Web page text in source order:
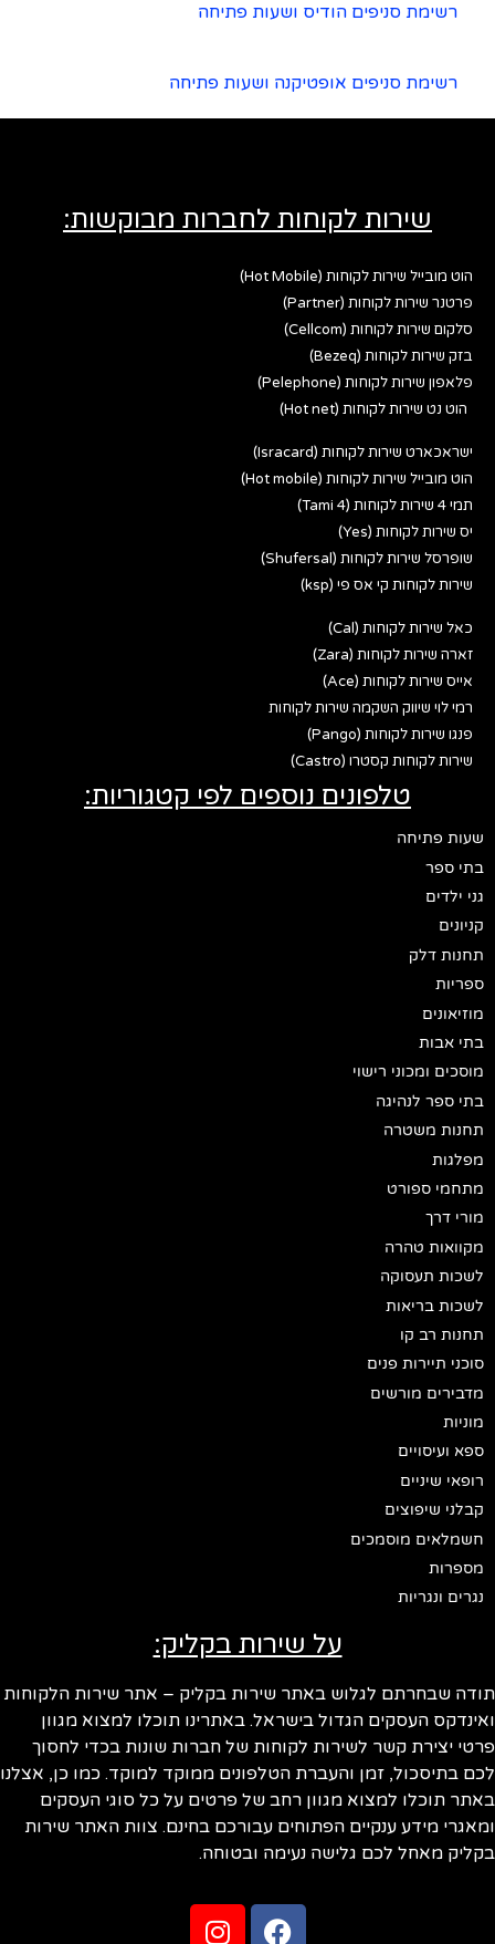
רשימת סניפים הודיס ושעות פתיחה
רשימת סניפים אופטיקנה ושעות פתיחה
שירות לקוחות לחברות מבוקשות:
הוט מובייל שירות לקוחות (Hot Mobile)
פרטנר שירות לקוחות (Partner)
סלקום שירות לקוחות (Cellcom)
בזק שירות לקוחות (Bezeq)
פלאפון שירות לקוחות (Pelephone)
הוט נט שירות לקוחות (Hot net)
ישראכארט שירות לקוחות (Isracard)
הוט מובייל שירות לקוחות (Hot mobile)
תמי 4 שירות לקוחות (Tami 4)
יס שירות לקוחות (Yes)
שופרסל שירות לקוחות (Shufersal)
שירות לקוחות קי אס פי (ksp)
כאל שירות לקוחות (Cal)
זארה שירות לקוחות (Zara)
אייס שירות לקוחות (Ace)
רמי לוי שיווק השקמה שירות לקוחות
פנגו שירות לקוחות (Pango)
שירות לקוחות קסטרו (Castro)
טלפונים נוספים לפי קטגוריות:
שעות פתיחה
בתי ספר
גני ילדים
קניונים
תחנות דלק
ספריות
מוזיאונים
בתי אבות
מוסכים ומכוני רישוי
בתי ספר לנהיגה
תחנות משטרה
מפלגות
מתחמי ספורט
מורי דרך
מקוואות טהרה
לשכות תעסוקה
לשכות בריאות
תחנות רב קו
סוכני תיירות פנים
מדבירים מורשים
מוניות
ספא ועיסויים
רופאי שיניים
קבלני שיפוצים
חשמלאים מוסמכים
מספרות
נגרים ונגריות
על שירות בקליק:
תודה שבחרתם לגלוש באתר שירות בקליק – אתר שירות הלקוחות
ואינדקס העסקים הגדול בישראל. באתרינו תוכלו למצוא מגוון
פרטי יצירת קשר לשירות לקוחות של חברות שונות בכדי לחסוך
לכם בתיסכול, זמן והעברת הטלפונים ממוקד למוקד. כמו כן, אצלנו
באתר תוכלו למצוא מגוון רחב של פרטים על כל סוגי העסקים
ומאגרי מידע ענקיים הפתוחים עבורכם בחינם. צוות האתר שירות
בקליק מאחל לכם גלישה נעימה ובטוחה.